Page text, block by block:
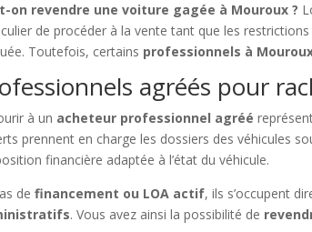
on revendre une voiture gagée à Mouroux ?
de procéder à la vente tant que les
Toutefois, certains professionnels à
agréés pour
à un acheteur professionnel agréé
prennent en charge les dossiers des véhicules
financière adaptée à l’état du véhicule.
definancement ou LOA actif, ils s’occupent
. Vous avez ainsi la possibilité de